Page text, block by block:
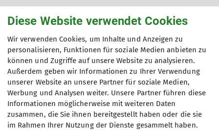
DAV KLZ Fulda
DAV Fulda
JDAV Fulda
Diese Website verwendet Cookies
Wir verwenden Cookies, um Inhalte und Anzeigen zu
personalisieren, Funktionen für soziale Medien anbieten zu
können und Zugriffe auf unsere Website zu analysieren.
Außerdem geben wir Informationen zu Ihrer Verwendung
unserer Website an unsere Partner für soziale Medien,
Werbung und Analysen weiter. Unsere Partner führen diese
Informationen möglicherweise mit weiteren Daten
zusammen, die Sie ihnen bereitgestellt haben oder die sie
im Rahmen Ihrer Nutzung der Dienste gesammelt haben.